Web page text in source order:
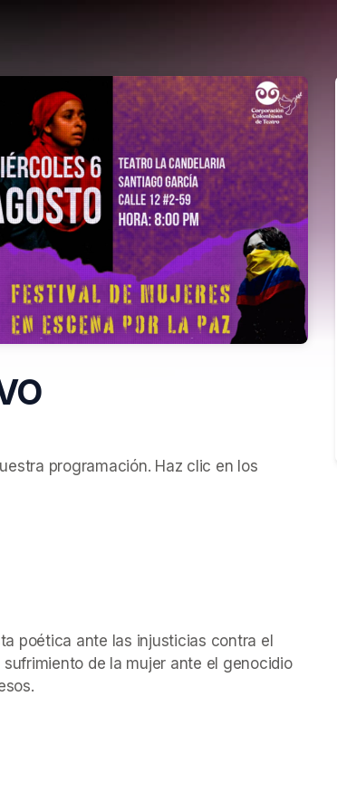
programación. Haz clic en los
poética ante las injusticias contra el
de la mujer ante el genocidio